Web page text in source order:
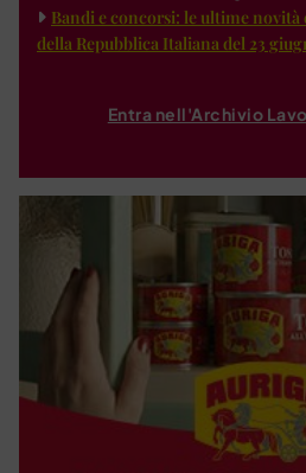
Bandi e concorsi: le ultime novità
della Repubblica Italiana del 23
Entra nell'Archivio